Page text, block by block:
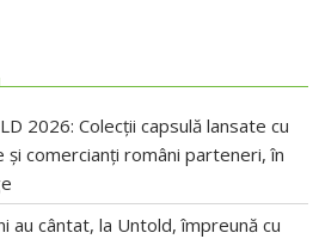
2026: Colecții capsulă lansate cu
și comercianți români parteneri, în
au cântat, la Untold, împreună cu